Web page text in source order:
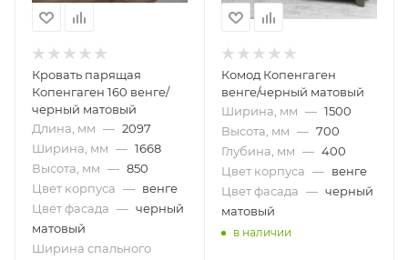
Кровать парящая
Копенгаген 160 венге/
черный матовый
Длина, мм — 2097
Ширина, мм — 1668
Высота, мм — 850
Цвет корпуса — венге
Цвет фасада — черный
матовый
Ширина спального
Комод Копенгаген
венге/черный матовый
Ширина, мм — 1500
Высота, мм — 700
Глубина, мм — 400
Цвет корпуса — венге
Цвет фасада — черный
матовый
в наличии